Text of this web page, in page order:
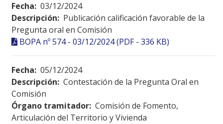
Fecha: 03/12/2024
Descripción: Publicación calificación favorable de la
Pregunta oral en Comisión
BOPA nº 574 - 03/12/2024 (PDF - 336 KB)
Fecha: 05/12/2024
Descripción: Contestación de la Pregunta Oral en
Comisión
Órgano tramitador: Comisión de Fomento,
Articulación del Territorio y Vivienda